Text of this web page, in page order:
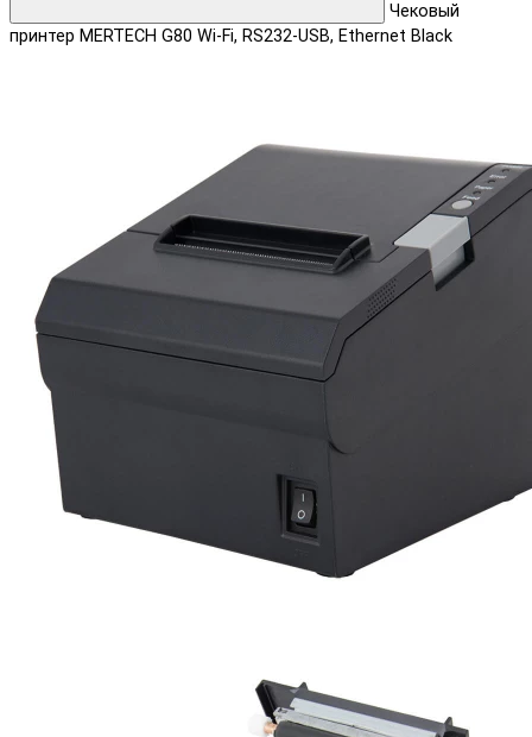
Чековый
принтер MERTECH G80 Wi-Fi, RS232-USB, Ethernet Black